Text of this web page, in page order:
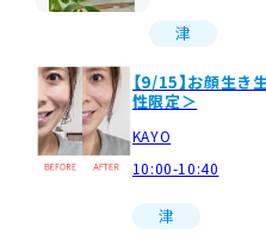
津
【9/15】お顔生
性限定＞
KAYO
10:00-10:40
津